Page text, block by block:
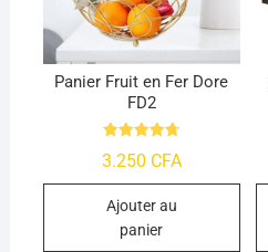
Panier Fruit en Fer Dore
FD2
4.76
3.250 CFA
Ajouter au
panier